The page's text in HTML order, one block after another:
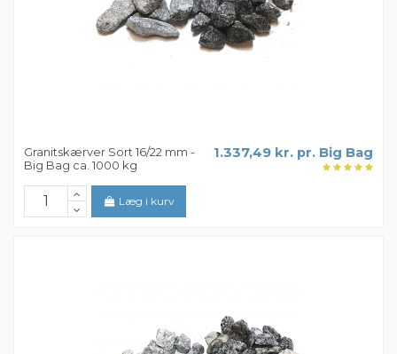
Granitskærver Sort 16/22 mm -
Big Bag ca. 1000 kg
1.337,49 kr. pr. Big Bag
Læg i kurv